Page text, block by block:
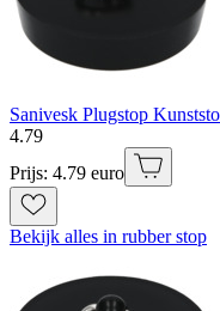
Sanivesk Plugstop
4.79
Prijs: 4.79 euro
Bekijk alles in rubber stop